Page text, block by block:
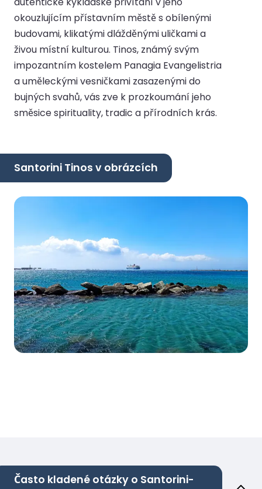
okouzlujícím přístavním městě s obílenými
budovami, klikatými dlážděnými uličkami a
živou místní kulturou. Tinos, známý svým
impozantním kostelem Panagia Evangelistria
a uměleckými vesničkami zasazenými do
bujných svahů, vás zve k prozkoumání jeho
směsice spirituality, tradic a přírodních krás.
Santorini Tinos v obrázcích
Často kladené otázky o Santorini-